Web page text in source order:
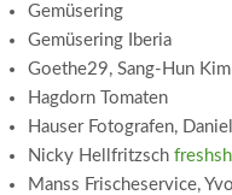
Gemüsering
Gemüsering Iberia
Goethe29, Sang-Hun Kim
Hagdorn Tomaten
Hauser Fotografen,
Nicky Hellfritzsch
Manss Frischeservice,